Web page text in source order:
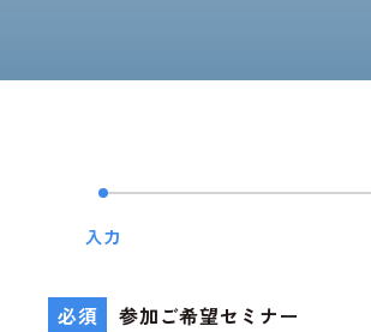
入力
必須 参加ご希望セミナー